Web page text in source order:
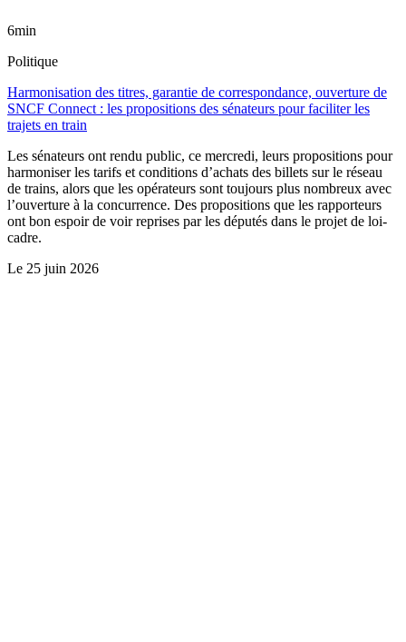
6min
Politique
Harmonisation des titres, garantie de correspondance, ouverture de
SNCF Connect : les propositions des sénateurs pour faciliter les
trajets en train
Les sénateurs ont rendu public, ce mercredi, leurs propositions pour
harmoniser les tarifs et conditions d’achats des billets sur le réseau
de trains, alors que les opérateurs sont toujours plus nombreux avec
l’ouverture à la concurrence. Des propositions que les rapporteurs
ont bon espoir de voir reprises par les députés dans le projet de loi-
cadre.
Le 25 juin 2026